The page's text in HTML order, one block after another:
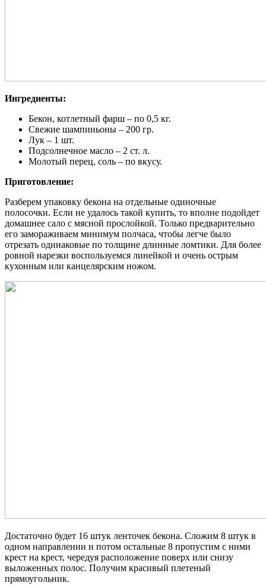
Ингредиенты:
Бекон, котлетный фарш – по 0,5 кг.
Свежие шампиньоны – 200 гр.
Лук – 1 шт.
Подсолнечное масло – 2 ст. л.
Молотый перец, соль – по вкусу.
Приготовление:
Разберем упаковку бекона на отдельные одиночные
полосочки. Если не удалось такой купить, то вполне подойдет
домашнее сало с мясной прослойкой. Только предварительно
его замораживаем минимум полчаса, чтобы легче было
отрезать одинаковые по толщине длинные ломтики. Для более
ровной нарезки воспользуемся линейкой и очень острым
кухонным или канцелярским ножом.
Достаточно будет 16 штук ленточек бекона. Сложим 8 штук в
одном направлении и потом остальные 8 пропустим с ними
крест на крест, чередуя расположение поверх или снизу
выложенных полос. Получим красивый плетеный
прямоугольник.